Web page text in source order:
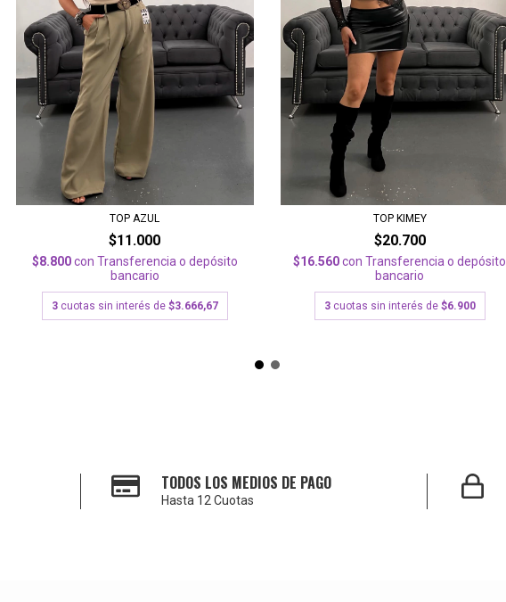
TOP AZUL
$11.000
$8.800con Transferencia o depósito
bancario
3 cuotas sin interés de $3.666,67
TOP KIMEY
$20.700
$16.560con Transferencia o depósito
bancario
3 cuotas sin interés de $6.900
TODOS LOS MEDIOS DE PAGO
Hasta 12 Cuotas